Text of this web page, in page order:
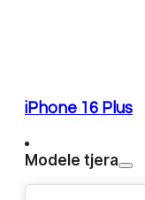
iPhone 16 Plus
Modele tjera